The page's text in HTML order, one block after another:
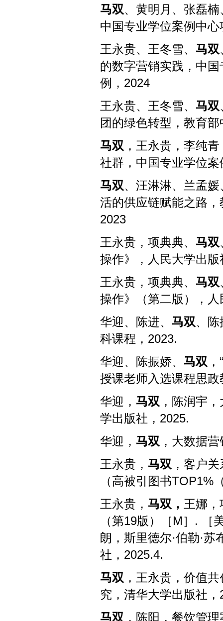
马双、黄明月、张磊
中国专业学位案例中
王永贵、王冬雪、 马双
的数字营销实践，中
例， 2024
王永贵、王冬雪、 马双
团的绿色转型，教育
马双 ，王永贵，李纯
社群，中国专业学位
马双、汪淋淋、兰孟
活的供应链赋能之路
2023
王永贵，项典典、 马双
操作》，人民大学出版
王永贵，项典典、 马双
操作》（第二版），
华迎、陈进、 马双、陈
科课程， 2023.
华迎、陈振娇、 马双
授课老师入选课程思
华迎， 马双 ，陈润宇
学出版社， 2025.
华迎， 马双 ，大数据营
王永贵， 马双 ，客户
（高被引图书TOP1%
王永贵， 马双， 王娜，
（第19版） ［M］. ［
朗，斯里德尔·伯勒·苏
社， 2025.4.
马双 ，王永贵，价值
究，清华大学出版社，
马双 ，陈阳，餐饮管